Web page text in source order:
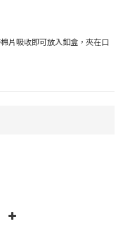
片吸收即可放入釦盒，夾在口